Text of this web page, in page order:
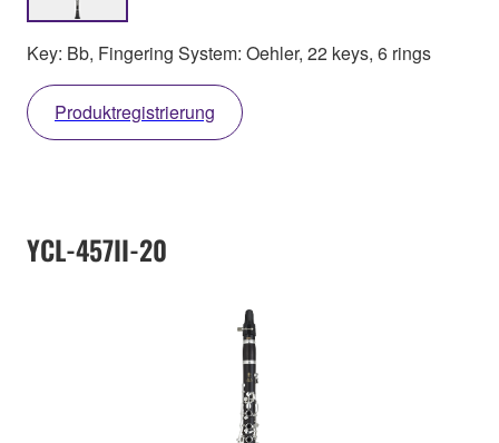
Key: Bb, Fingering System: Oehler, 22 keys, 6 rings
Produktregistrierung
YCL-457II-20